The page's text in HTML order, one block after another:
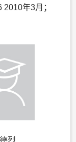
年3月；